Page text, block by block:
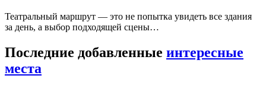
Театральный маршрут — это не попытка увидеть все здания
за день, а выбор подходящей сцены…
Последние добавленные интересные
места